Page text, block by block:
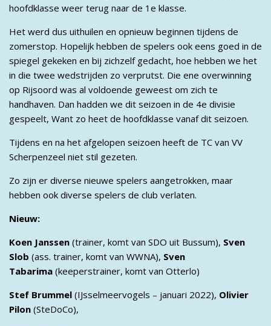
hoofdklasse weer terug naar de 1e klasse.
Het werd dus uithuilen en opnieuw beginnen tijdens de
zomerstop. Hopelijk hebben de spelers ook eens goed in de
spiegel gekeken en bij zichzelf gedacht, hoe hebben we het
in die twee wedstrijden zo verprutst. Die ene overwinning
op Rijsoord was al voldoende geweest om zich te
handhaven. Dan hadden we dit seizoen in de 4e divisie
gespeelt, Want zo heet de hoofdklasse vanaf dit seizoen.
Tijdens en na het afgelopen seizoen heeft de TC van VV
Scherpenzeel niet stil gezeten.
Zo zijn er diverse nieuwe spelers aangetrokken, maar
hebben ook diverse spelers de club verlaten.
Nieuw:
Koen Janssen (trainer, komt van SDO uit Bussum), Sven
Slob (ass. trainer, komt van WWNA), Sven
Tabarima (keeperstrainer, komt van Otterlo)
Stef Brummel (IJsselmeervogels – januari 2022), Olivier
Pilon (SteDoCo),